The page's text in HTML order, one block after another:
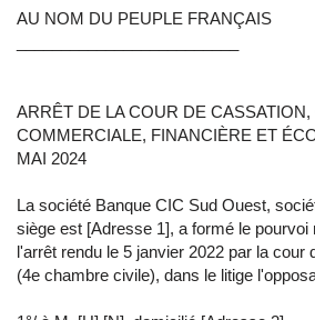
AU NOM DU PEUPLE FRANÇAIS
ARRÊT DE LA COUR DE
COMMERCIALE, FINANCIÈRE ET
MAI 2024
La société Banque CIC Sud Ouest,
siège est [Adresse 1], a formé le pourvoi
l'arrêt rendu le 5 janvier 2022 par la cour
(4e chambre civile), dans le litige